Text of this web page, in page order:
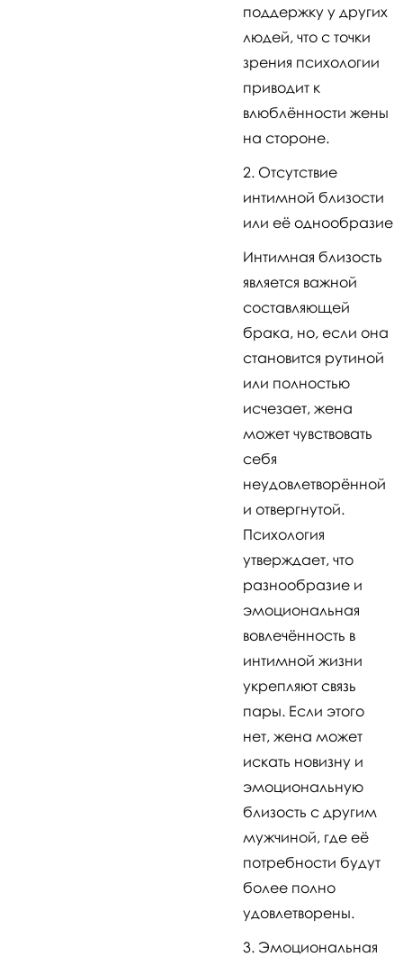
поддержку у других
людей, что с точки
зрения психологии
приводит к
влюблённости жены
на стороне.
Отсутствие
интимной близости
или её однообразие
Интимная близость
является важной
составляющей
брака, но, если она
становится рутиной
или полностью
исчезает, жена
может чувствовать
себя
неудовлетворённой
и отвергнутой.
Психология
утверждает, что
разнообразие и
эмоциональная
вовлечённость в
интимной жизни
укрепляют связь
пары. Если этого
нет, жена может
искать новизну и
эмоциональную
близость с другим
мужчиной, где её
потребности будут
более полно
удовлетворены.
Эмоциональная